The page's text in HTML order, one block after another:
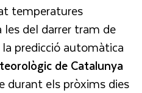
temperatures
del darrer tram de
la predicció automàtica
de Catalunya
durant els pròxims dies